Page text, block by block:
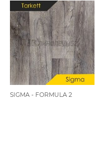
SIGMA - FORMULA 2